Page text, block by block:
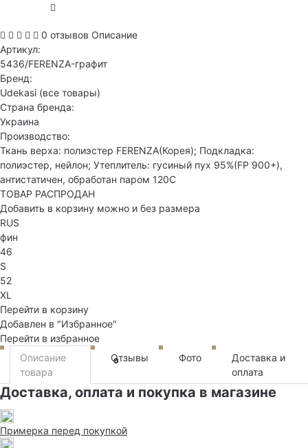
0 отзывов Описание
Артикул:
5436/FERENZA-графит
Бренд:
Udekasi (все товары)
Страна бренда:
Украина
Производство:
Ткань верха: полиэстер FERENZA(Корея); Подкладка:
полиэстер, нейлон; Утеплитель: гусиный пух 95%(FP 900+),
антистатичен, обработан паром 120С
ТОВАР РАСПРОДАН
Добавить в корзину можно и без размера
RUS
фин
46
S
52
XL
Перейти в корзину
Добавлен в "Избранное"
Перейти в избранное
Описание
товара
Отзывы
0 Фото
Доставка и
оплата
Доставка, оплата и покупка в магазине
Примерка перед покупкой